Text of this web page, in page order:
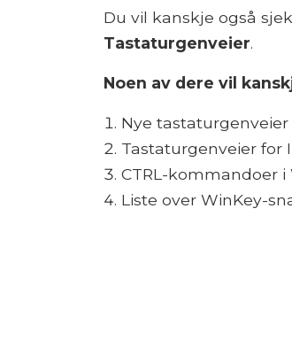
Du vil kanskje også
Tastaturgenveier.
Noen av dere vil
Nye tastaturgenveier
Tastaturgenveier for
CTRL-kommandoer i
Liste over WinKey-